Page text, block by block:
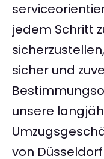
jedem Schritt
sicher und
unsere
von